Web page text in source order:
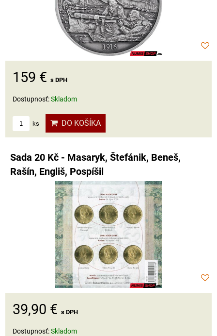
159 € s DPH
Dostupnosť:Skladom
ks DO KOŠÍKA
Sada 20 Kč - Masaryk, Štefánik, Beneš,
Rašín, Engliš, Pospíšil
39,90 € s DPH
Dostupnosť:Skladom